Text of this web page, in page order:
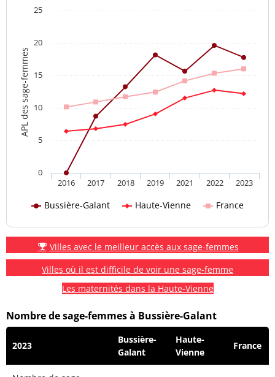
APL des sage-femmes
Bussière-Galant Haute-Vienne France
2016 2017 2018 2019 2021 2022 2023
0
5
10
15
20
25
Villes avec le meilleur accès aux sage-femmes
Villes où il est difficile de voir une sage-femme
Les maternités dans la Haute-Vienne
Nombre de sage-femmes à Bussière-Galant
2023
Bussière-
Galant
Haute-
Vienne
France